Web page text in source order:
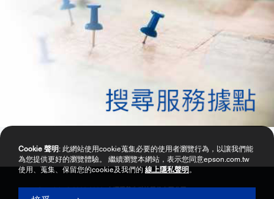
Copyright © 2000-2026 台灣愛普生科技股份有限公司
Cookie 聲明 : 此網站使用cookie蒐集必要的使用者瀏覽行為，以讓我們能
為您提供更好的瀏覽體驗。 繼續瀏覽本網站，表示您同意epson.com.tw
使用、蒐集、保留您的cookie及我們的 線上隱私聲明 。